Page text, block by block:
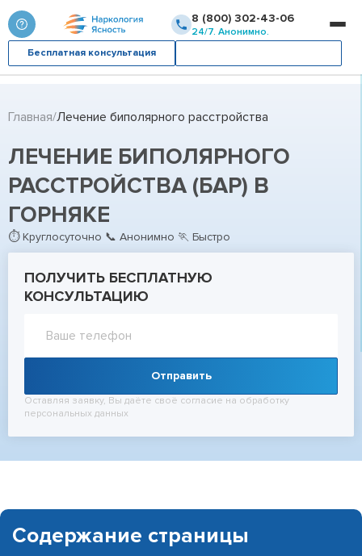
8 (800) 302-43-06
24/7. Анонимно.
Бесплатная консультация
Главная Лечение биполярного расстройства
ЛЕЧЕНИЕ БИПОЛЯРНОГО
РАССТРОЙСТВА (БАР) В
ГОРНЯКЕ
⏱ Круглосуточно 📞 Анонимно 🏃 Быстро
ПОЛУЧИТЬ БЕСПЛАТНУЮ
КОНСУЛЬТАЦИЮ
Отправить
Оставляя заявку, Вы даёте своё согласие на обработку
персональных данных
Содержание страницы